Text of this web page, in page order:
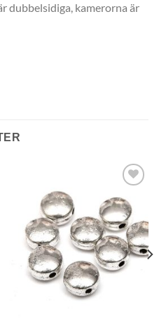
dubbelsidiga, kamerorna är
Lägg
till i
önskelistan